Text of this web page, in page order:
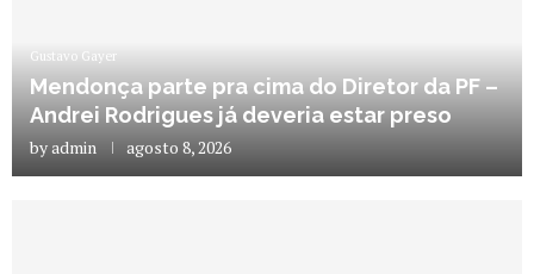
Gustavo Gayer
Mendonça parte pra cima do Diretor da PF –
Andrei Rodrigues já deveria estar preso
byadmin agosto 8, 2026